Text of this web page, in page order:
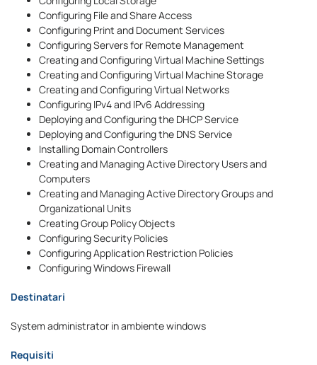
Configuring File and Share Access
Configuring Print and Document Services
Configuring Servers for Remote Management
Creating and Configuring Virtual Machine Settings
Creating and Configuring Virtual Machine Storage
Creating and Configuring Virtual Networks
Configuring IPv4 and IPv6 Addressing
Deploying and Configuring the DHCP Service
Deploying and Configuring the DNS Service
Installing Domain Controllers
Creating and Managing Active Directory Users and
Computers
Creating and Managing Active Directory Groups and
Organizational Units
Creating Group Policy Objects
Configuring Security Policies
Configuring Application Restriction Policies
Configuring Windows Firewall
Destinatari
System administrator in ambiente windows
Requisiti